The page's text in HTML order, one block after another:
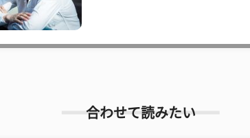
合わせて読みたい